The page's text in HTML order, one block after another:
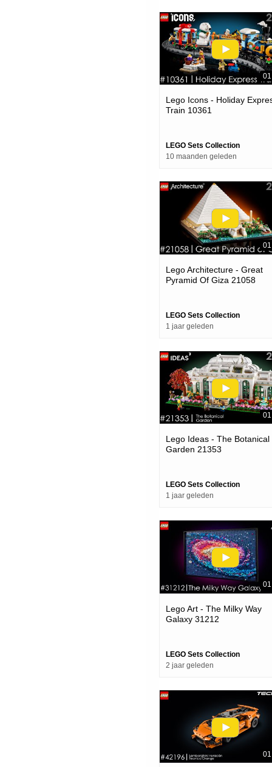
Lego Icons - Holiday
Train 10361
LEGO Sets Collection
10 maanden geleden
Lego Architecture - Great
Pyramid Of Giza 21058
LEGO Sets Collection
1 jaar geleden
Lego Ideas - The Botanical
Garden 21353
LEGO Sets Collection
1 jaar geleden
Lego Art - The Milky Way
Galaxy 31212
LEGO Sets Collection
2 jaar geleden